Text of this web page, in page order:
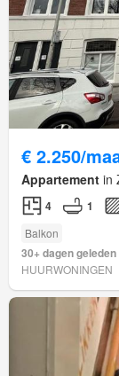
€ 2.250/
Appartement in
4 1
Balkon
30+ dagen geleden
HUURWONINGEN